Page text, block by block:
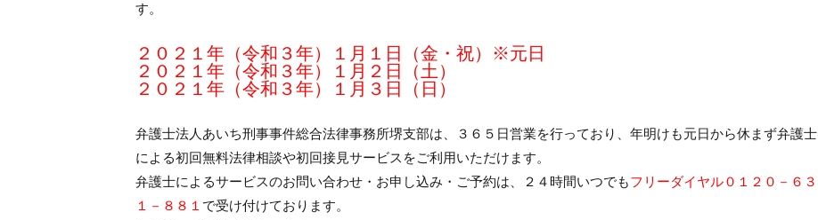
す。
２０２１年（令和３年）１月１日（金・祝）※元日
２０２１年（令和３年）１月２日（土）
２０２１年（令和３年）１月３日（日）
弁護士法人あいち刑事事件総合法律事務所堺支部は、３６５日営業を行っており、年明けも元日から休まず弁護士
による初回無料法律相談や初回接見サービスをご利用いただけます。
弁護士によるサービスのお問い合わせ・お申し込み・ご予約は、２４時間いつでもフリーダイヤル０１２０－６３
１－８８１ で受け付けております。